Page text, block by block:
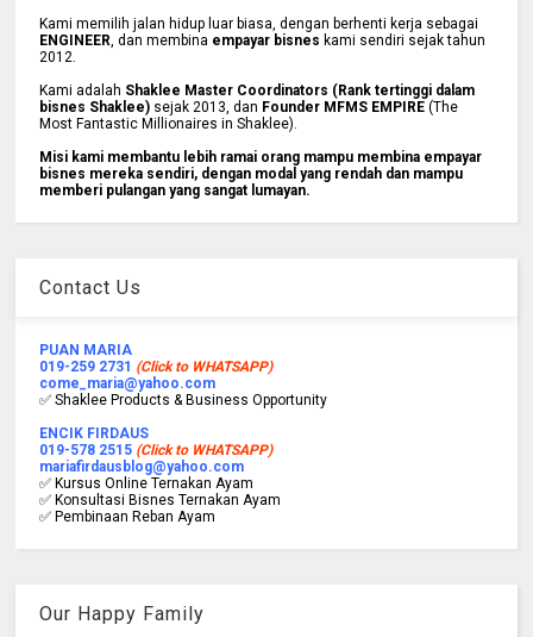
Kami memilih jalan hidup luar biasa, dengan berhenti kerja sebagai
ENGINEER , dan membina empayar bisnes kami sendiri sejak tahun
2012.
Kami adalah Shaklee Master Coordinators (Rank tertinggi dalam
bisnes Shaklee) sejak 2013, dan Founder MFMS EMPIRE (The
Most Fantastic Millionaires in Shaklee).
Misi kami membantu lebih ramai orang mampu membina empayar
bisnes mereka sendiri, dengan modal yang rendah dan mampu
memberi pulangan yang sangat lumayan.
Contact Us
PUAN MARIA
019-259 2731 (Click to WHATSAPP)
come_maria@yahoo.com
✅ Shaklee Products & Business Opportunity
ENCIK FIRDAUS
019-578 2515 (Click to WHATSAPP)
mariafirdausblog@yahoo.com
✅ Kursus Online Ternakan Ayam
✅ Konsultasi Bisnes Ternakan Ayam
✅ Pembinaan Reban Ayam
Our Happy Family